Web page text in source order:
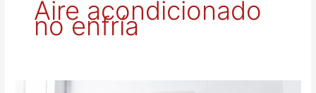
Aire acondicionado
no enfría